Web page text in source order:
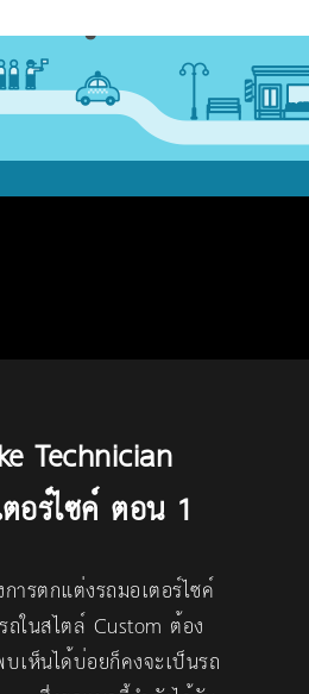
Technician
อร์ไซค์ ตอน 1
ารตกแต่งรถมอเตอร์ไซค์
ถในสไตล์ Custom ต้อง
เห็นได้บ่อยก็คงจะเป็นรถ